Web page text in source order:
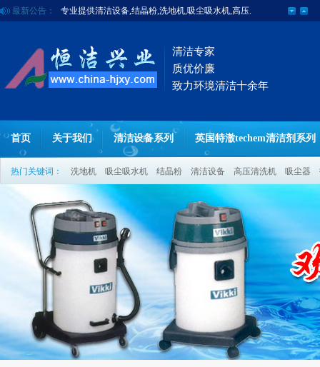
最新公告：
清洁专家
质优价廉
致力环境清洁十余年
首页 关于我们 清洁设备系列 英国特澈techem清洁剂系列
热门关键词： 洗地机 吸尘吸水机 结晶粉 清洁设备 高压清洗机 吸尘器